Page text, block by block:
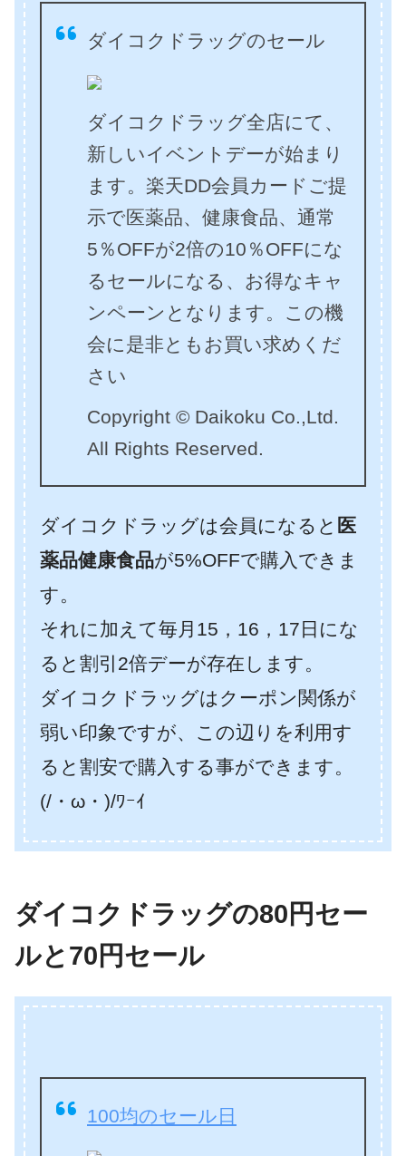
ダイコクドラッグのセール
ダイコクドラッグ全店にて、
新しいイベントデーが始まり
ます。楽天DD会員カードご提
示で医薬品、健康食品、通常
5％OFFが2倍の10％OFFにな
るセールになる、お得なキャ
ンペーンとなります。この機
会に是非ともお買い求めくだ
さい
Copyright © Daikoku Co.,Ltd.
All Rights Reserved.
ダイコクドラッグは会員になると 医
薬品健康食品が5%OFFで購入できま
す。
それに加えて毎月15，16，17日にな
ると割引2倍デーが存在します。
ダイコクドラッグはクーポン関係が
弱い印象ですが、この辺りを利用す
ると割安で購入する事ができます。
(/・ω・)/ﾜｰｲ
ダイコクドラッグの80円セー
ルと70円セール
100均のセール日